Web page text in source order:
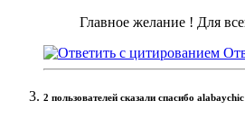
Главное желание ! Для
2 пользователей сказали cпасибо